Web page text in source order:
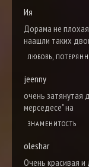
Ия
Дорама не
наашли таких
ЛЮБОВЬ,
jeenny
очень затянутая
мерседесе" на
ЗНАМЕНИТОСТЬ
oleshar
Очень красивая